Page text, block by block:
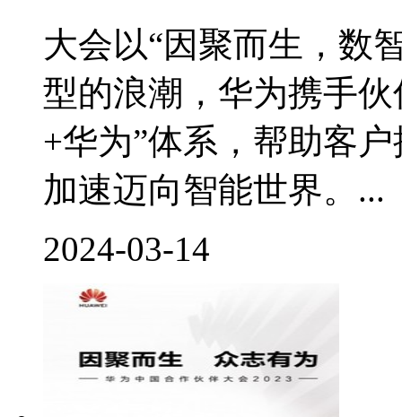
大会以“因聚而生，数
型的浪潮，华为携手
+华为”体系，帮助客
加速迈向智能世界。...
2024-03-14